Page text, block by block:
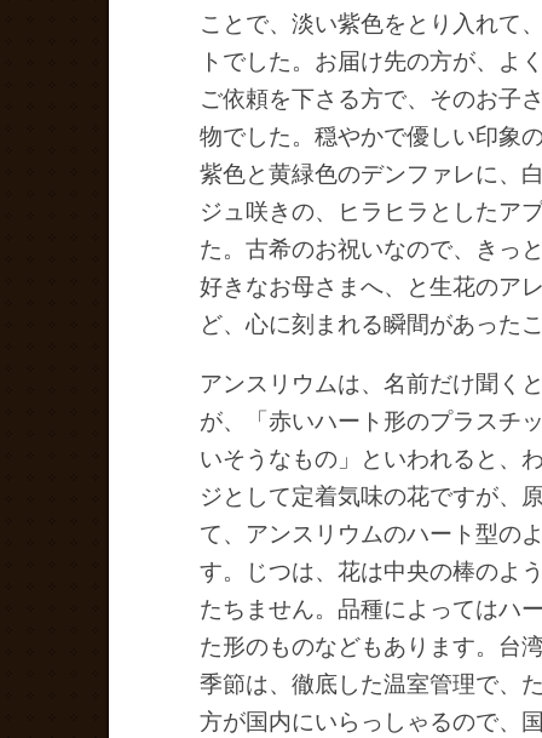
ことで、淡い紫色をとり入れて
トでした。お届け先の方が、よ
ご依頼を下さる方で、そのお子
物でした。穏やかで優しい印象
紫色と黄緑色のデンファレに、
ジュ咲きの、ヒラヒラとしたア
た。古希のお祝いなので、きっ
好きなお母さまへ、と生花のア
ど、心に刻まれる瞬間があった
アンスリウムは、名前だけ聞く
が、「赤いハート形のプラスチ
いそうなもの」といわれると、
ジとして定着気味の花ですが、
て、アンスリウムのハート型の
す。じつは、花は中央の棒のよ
たちません。品種によってはハ
た形のものなどもあります。台
季節は、徹底した温室管理で、
方が国内にいらっしゃるので、